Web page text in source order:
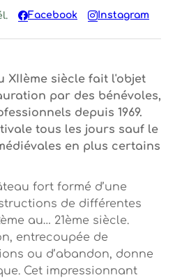
XIIème siècle fait l'objet
par des bénévoles,
depuis 1969.
tous les jours sauf le
en plus certains
fort formé d’une
de différentes
au… 21ème siècle.
entrecoupée de
ou d’abandon, donne
Cet impressionnant
Facebook Instagram